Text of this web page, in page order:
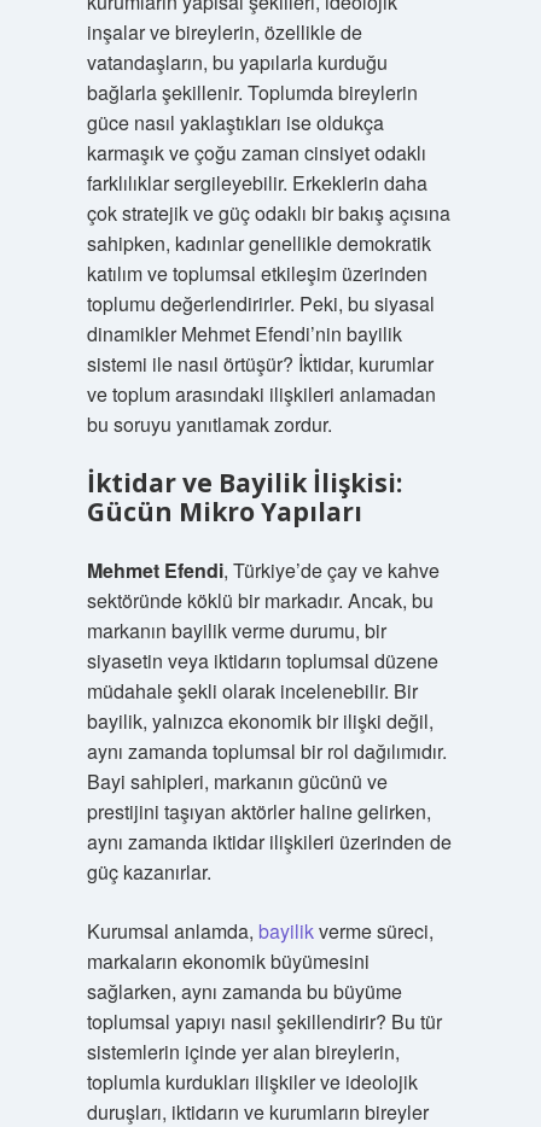
inşalar ve bireylerin, özellikle de
vatandaşların, bu yapılarla kurduğu
bağlarla şekillenir. Toplumda bireylerin
güce nasıl yaklaştıkları ise oldukça
karmaşık ve çoğu zaman cinsiyet odaklı
farklılıklar sergileyebilir. Erkeklerin daha
çok stratejik ve güç odaklı bir bakış açısına
sahipken, kadınlar genellikle demokratik
katılım ve toplumsal etkileşim üzerinden
toplumu değerlendirirler. Peki, bu siyasal
dinamikler Mehmet Efendi’nin bayilik
sistemi ile nasıl örtüşür? İktidar, kurumlar
ve toplum arasındaki ilişkileri anlamadan
bu soruyu yanıtlamak zordur.
İktidar ve Bayilik İlişkisi:
Gücün Mikro Yapıları
Mehmet Efendi, Türkiye’de çay ve kahve
sektöründe köklü bir markadır. Ancak, bu
markanın bayilik verme durumu, bir
siyasetin veya iktidarın toplumsal düzene
müdahale şekli olarak incelenebilir. Bir
bayilik, yalnızca ekonomik bir ilişki değil,
aynı zamanda toplumsal bir rol dağılımıdır.
Bayi sahipleri, markanın gücünü ve
prestijini taşıyan aktörler haline gelirken,
aynı zamanda iktidar ilişkileri üzerinden de
güç kazanırlar.
Kurumsal anlamda, bayilikverme süreci,
markaların ekonomik büyümesini
sağlarken, aynı zamanda bu büyüme
toplumsal yapıyı nasıl şekillendirir? Bu tür
sistemlerin içinde yer alan bireylerin,
toplumla kurdukları ilişkiler ve ideolojik
duruşları, iktidarın ve kurumların bireyler